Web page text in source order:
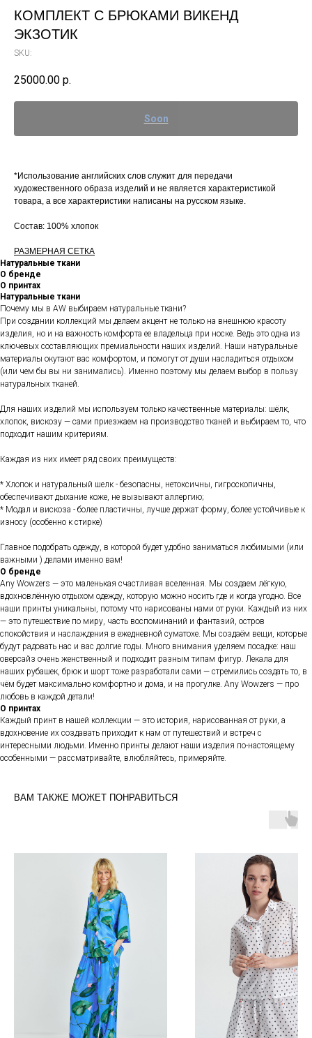
КОМПЛЕКТ С БРЮКАМИ ВИКЕНД
ЭКЗОТИК
SKU:
25000.00 р.
*Использование английских слов служит для передачи
художественного образа изделий и не является характеристикой
товара, а все характеристики написаны на русском языке.
Состав: 100% хлопок
РАЗМЕРНАЯ СЕТКА
Натуральные ткани
О бренде
О принтах
Натуральные ткани
Почему мы в AW выбираем натуральные ткани?
При создании коллекций мы делаем акцент не только на внешнюю красоту
изделия, но и на важность комфорта ее владельца при носке. Ведь это одна из
ключевых составляющих премиальности наших изделий. Наши натуральные
материалы окутают вас комфортом, и помогут от души насладиться отдыхом
(или чем бы вы ни занимались). Именно поэтому мы делаем выбор в пользу
натуральных тканей.
Для наших изделий мы используем только качественные материалы: шёлк,
хлопок, вискозу — сами приезжаем на производство тканей и выбираем то, что
подходит нашим критериям.
Каждая из них имеет ряд своих преимуществ:
* Хлопок и натуральный шелк - безопасны, нетоксичны, гигроскопичны,
обеспечивают дыхание коже, не вызывают аллергию;
* Модал и вискоза - более пластичны, лучше держат форму, более устойчивые к
износу (особенно к стирке)
Главное подобрать одежду, в которой будет удобно заниматься любимыми (или
важными ) делами именно вам!
О бренде
Any Wowzers — это маленькая счастливая вселенная. Мы создаем лёгкую,
вдохновлённую отдыхом одежду, которую можно носить где и когда угодно. Все
наши принты уникальны, потому что нарисованы нами от руки. Каждый из них
— это путешествие по миру, часть воспоминаний и фантазий, остров
спокойствия и наслаждения в ежедневной суматохе. Мы создаём вещи, которые
будут радовать нас и вас долгие годы. Много внимания уделяем посадке: наш
оверсайз очень женственный и подходит разным типам фигур. Лекала для
наших рубашек, брюк и шорт тоже разработали сами — стремились создать то, в
чём будет максимально комфортно и дома, и на прогулке. Any Wowzers — про
любовь в каждой детали!
О принтах
Каждый принт в нашей коллекции — это история, нарисованная от руки, а
вдохновение их создавать приходит к нам от путешествий и встреч с
интересными людьми. Именно принты делают наши изделия по-настоящему
особенными — рассматривайте, влюбляйтесь, примеряйте.
ВАМ ТАКЖЕ МОЖЕТ ПОНРАВИТЬСЯ